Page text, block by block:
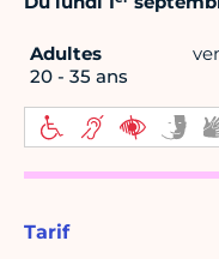
Adultes
20 - 35 ans
Tarif